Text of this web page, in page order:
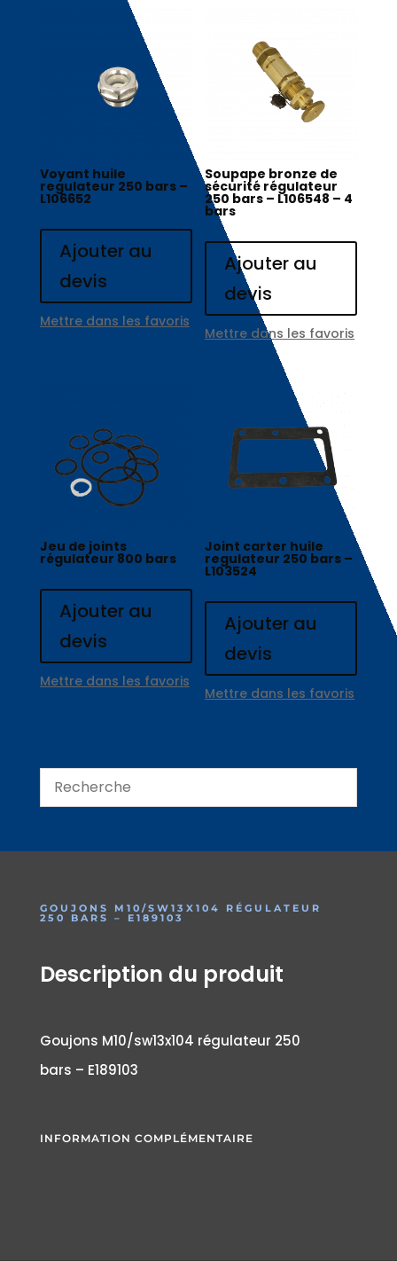
Voyant huile
regulateur 250 bars –
L106652
Ajouter au
devis
Mettre dans les favoris
Soupape bronze de
sécurité régulateur
250 bars – L106548 – 4
bars
Ajouter au
devis
Mettre dans les favoris
Jeu de joints
régulateur 800 bars
Ajouter au
devis
Mettre dans les favoris
Joint carter huile
regulateur 250 bars –
L103524
Ajouter au
devis
Mettre dans les favoris
GOUJONS M10/SW13X104 RÉGULATEUR
250 BARS – E189103
Description du produit
Goujons M10/sw13x104 régulateur 250
bars – E189103
INFORMATION COMPLÉMENTAIRE